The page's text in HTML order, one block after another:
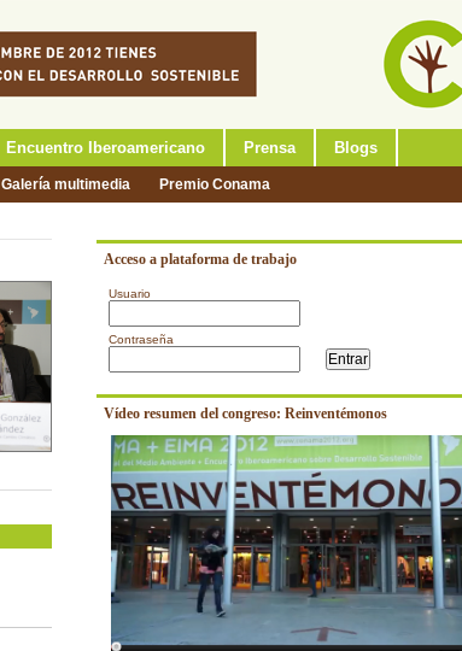
Encuentro Iberoamericano Prensa Blogs
Galería multimedia Premio Conama
Acceso a plataforma de trabajo
Usuario
Contraseña
Vídeo resumen del congreso: Reinventémonos